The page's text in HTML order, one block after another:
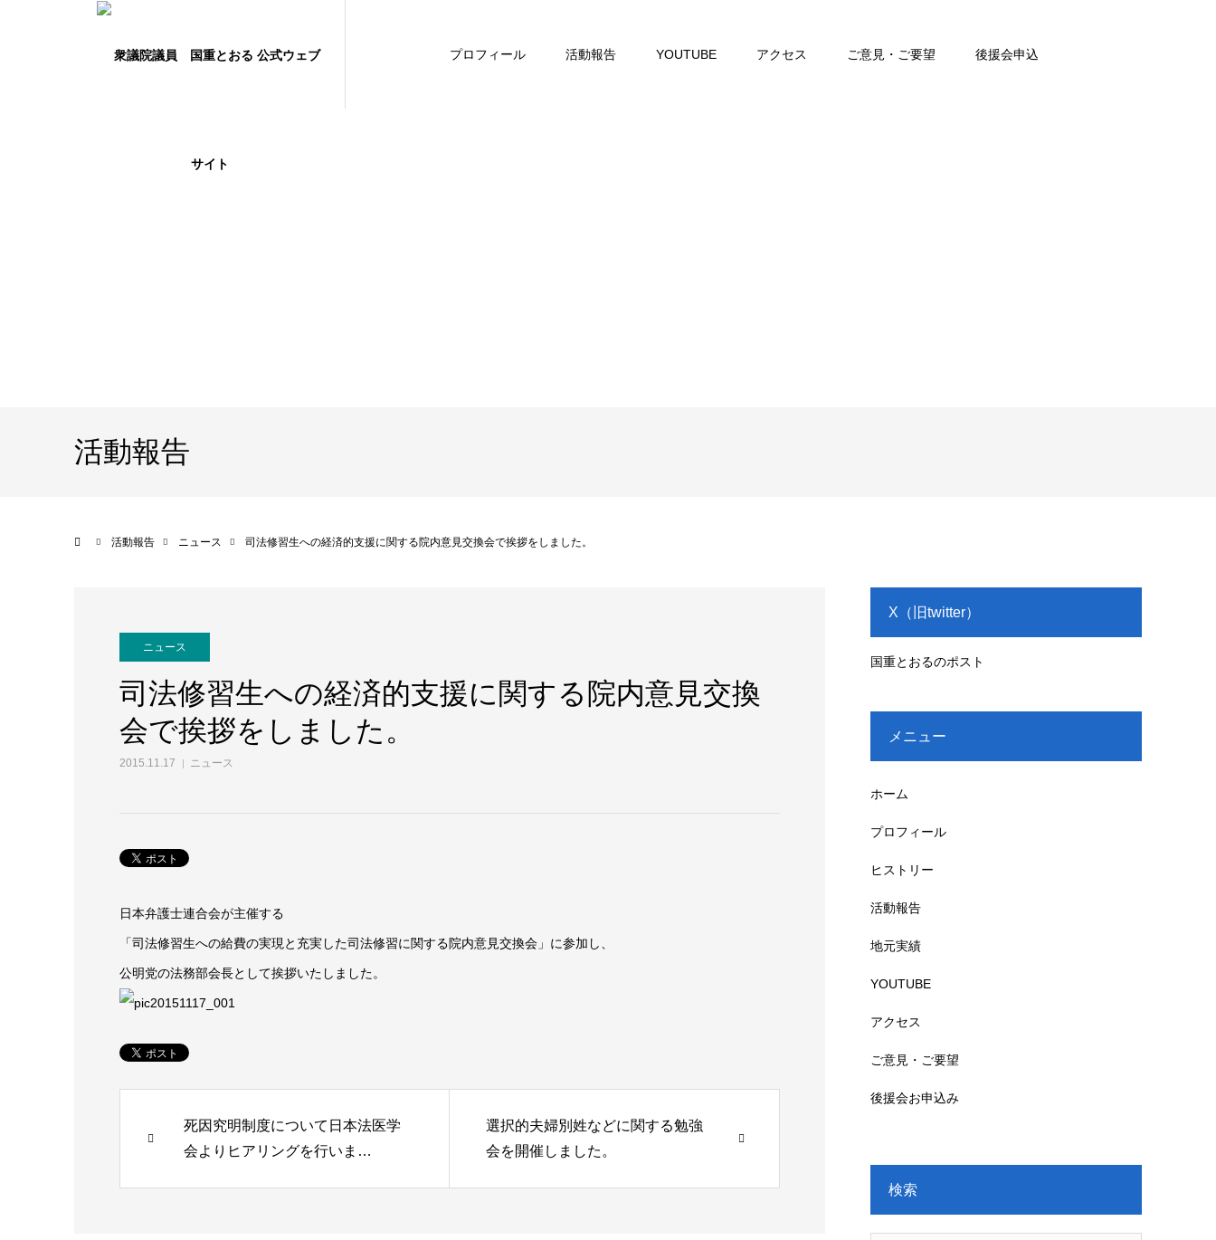
プロフィール 活動報告 YOUTUBE アクセス ご意見・ご要望 後援会申込
活動報告
活動報告 ニュース 司法修習生への経済的支援に関する院内意見交換会で挨拶をしました。
ニュース
司法修習生への経済的支援に関する院内意見交換
会で挨拶をしました。
2015.11.17 ニュース
日本弁護士連合会が主催する
「司法修習生への給費の実現と充実した司法修習に関する院内意見交換会」に参加し、
公明党の法務部会長として挨拶いたしました。
死因究明制度について日本法医学
会よりヒアリングを行いま…
選択的夫婦別姓などに関する勉強
会を開催しました。
X（旧twitter）
国重とおるのポスト
メニュー
ホーム
プロフィール
ヒストリー
活動報告
地元実績
YOUTUBE
アクセス
ご意見・ご要望
後援会お申込み
検索